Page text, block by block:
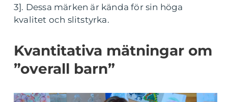
3]. Dessa märken är kända för sin höga
kvalitet och slitstyrka.
Kvantitativa mätningar om
”overall barn”